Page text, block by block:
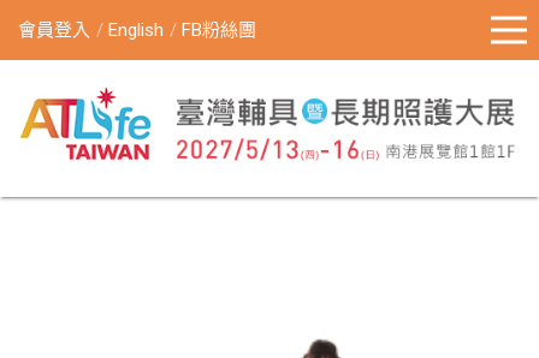
會員登入 English FB粉絲團